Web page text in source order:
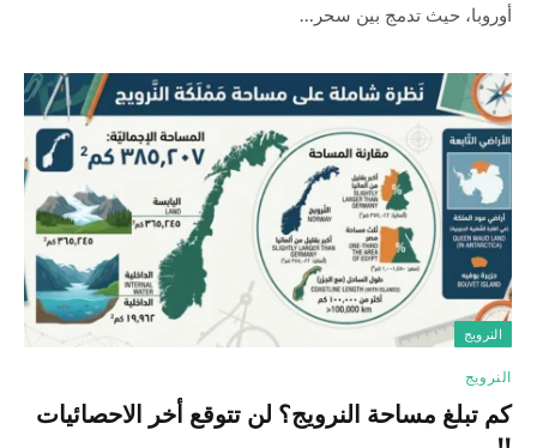
أوروبا، حيث تدمج بين سحر…
النرويج
النرويج
كم تبلغ مساحة النرويج؟ لن تتوقع أخر الاحصائيات